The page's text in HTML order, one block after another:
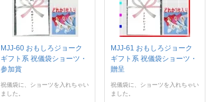
MJJ-60 おもしろジョーク
ギフト系 祝儀袋ショーツ・
参加賞
祝儀袋に、ショーツを入れちゃい
ました。
MJJ-61 おもしろジョーク
ギフト系 祝儀袋ショーツ・
贈呈
祝儀袋に、ショーツを入れちゃい
ました。